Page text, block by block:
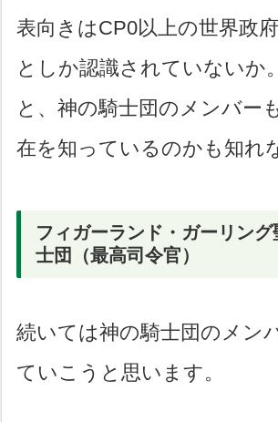
表向きはCP0以上の世界政
としか認識されていないか
と、神の騎士団のメンバー
在を知っているのかも知れ
フィガーランド・ガーリン
士団（最高司令官）
続いては神の騎士団のメン
ていこうと思います。